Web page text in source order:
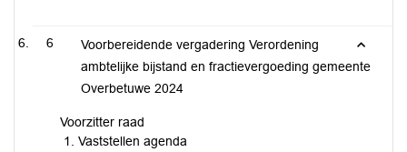
6
Voorbereidende vergadering Verordening
ambtelijke bijstand en fractievergoeding gemeente
Overbetuwe 2024
Voorzitter raad
Vaststellen agenda